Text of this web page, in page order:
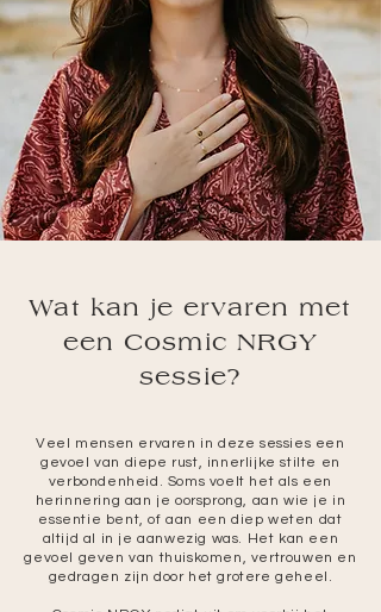
Wat kan je ervaren met
een Cosmic NRGY
sessie?
Veel mensen ervaren in deze sessies een
gevoel van diepe rust, innerlijke stilte en
verbondenheid. Soms voelt het als een
herinnering aan je oorsprong, aan wie je in
essentie bent, of aan een diep weten dat
altijd al in je aanwezig was. Het kan een
gevoel geven van thuiskomen, vertrouwen en
gedragen zijn door het grotere geheel.